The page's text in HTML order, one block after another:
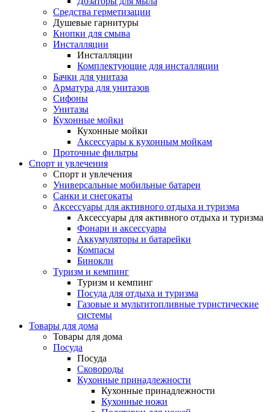
Средства герметизации
Душевые гарнитуры
Кнопки для смыва
Инсталляции
Инсталляции
Комплектующие для инсталляции
Бачки для унитаза
Арматура для унитазов
Сифоны
Унитазы
Кухонные мойки
Кухонные мойки
Аксессуары к кухонным мойкам
Проточные фильтры
Спорт и увлечения
Спорт и увлечения
Универсальные мобильные батареи
Санки и снегокаты
Аксессуары для активного отдыха и туризма
Аксессуары для активного отдыха и туризма
Фонари и аксессуары
Аккумуляторы и батарейки
Компасы
Бинокли
Туризм и кемпинг
Туризм и кемпинг
Посуда для отдыха и туризма
Газовые и мультитопливные туристические
системы
Товары для дома
Товары для дома
Посуда
Посуда
Сковороды
Кухонные принадлежности
Кухонные принадлежности
Кухонные ножи